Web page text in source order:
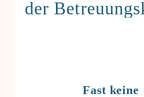
der
Fast keine